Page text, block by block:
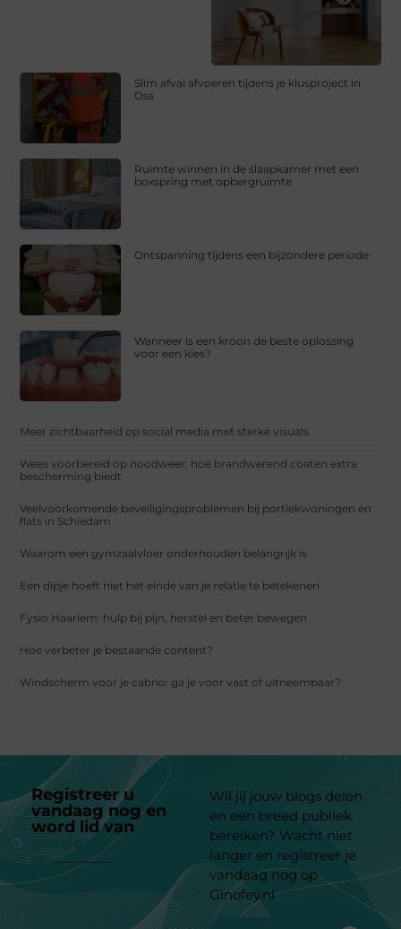
Slim afval afvoeren tijdens je klusproject in
Oss
Ruimte winnen in de slaapkamer met een
boxspring met opbergruimte
Ontspanning tijdens een bijzondere periode
Wanneer is een kroon de beste oplossing
voor een kies?
Meer zichtbaarheid op social media met sterke visuals
Wees voorbereid op noodweer: hoe brandwerend coaten extra
bescherming biedt
Veelvoorkomende beveiligingsproblemen bij portiekwoningen en
flats in Schiedam
Waarom een gymzaalvloer onderhouden belangrijk is
Een dipje hoeft niet het einde van je relatie te betekenen
Fysio Haarlem: hulp bij pijn, herstel en beter bewegen
Hoe verbeter je bestaande content?
Windscherm voor je cabrio: ga je voor vast of uitneembaar?
Registreer u
vandaag nog en
word lid van
platform
Wil jij jouw blogs delen
en een breed publiek
bereiken? Wacht niet
langer en registreer je
vandaag nog op
Ginofey.nl